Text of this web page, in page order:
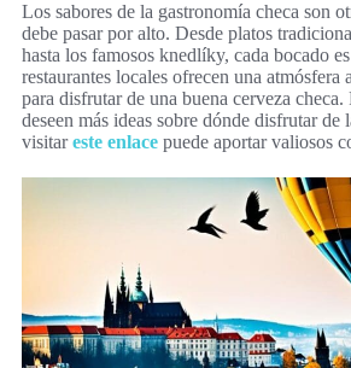
Los sabores de la gastronomía checa son
debe pasar por alto. Desde platos
hasta los famosos knedlíky, cada bocado
restaurantes locales ofrecen una atmósfera
para disfrutar de una buena cerveza checa.
deseen más ideas sobre dónde disfrutar de
visitareste enlace puede aportar valiosos